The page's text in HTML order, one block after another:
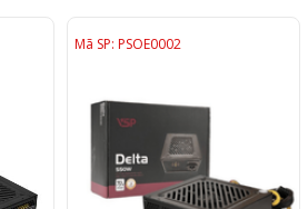
Mã SP: PSOE0002